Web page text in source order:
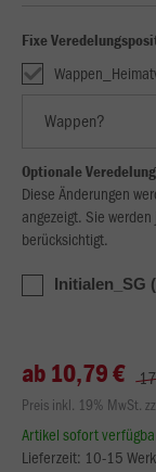
Fixe
Optionale
Diese Änderungen
angezeigt. Sie
berücksichtigt.
Initialen_SG
ab 10,79 €
Preis inkl. 19% MwSt.
Artikel sofort
Lieferzeit: 10-15